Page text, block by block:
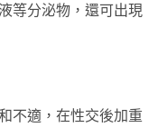
等分泌物，還可出現
適，在性交後加重